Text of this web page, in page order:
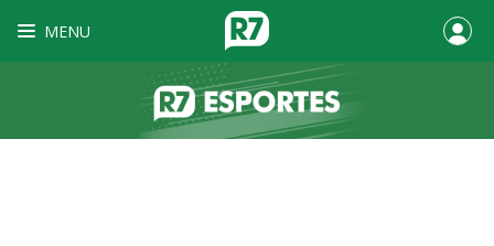
MENU